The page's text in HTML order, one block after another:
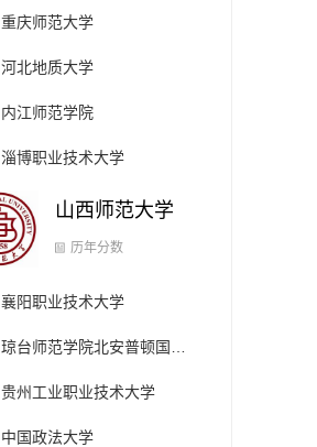
重庆师范大学
河北地质大学
内江师范学院
淄博职业技术大学
山西师范大学
历年分数
贵州工业职业技术大学
中国政法大学